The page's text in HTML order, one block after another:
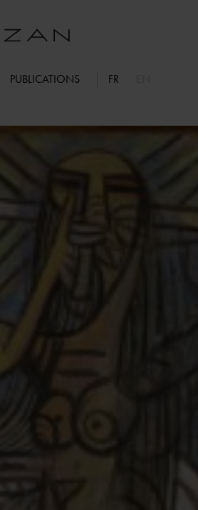
PUBLICATIONS FR